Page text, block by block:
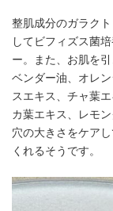
整肌成分のガラク
してビフィズス菌
ー。また、お肌を
ベンダー油、オレ
スエキス、チャ葉
カ葉エキス、レモ
穴の大きさをケア
くれるそうです。